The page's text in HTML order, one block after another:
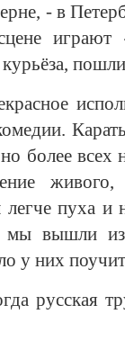
- в
более
живого,
пуха и
вышли из
у них
русская